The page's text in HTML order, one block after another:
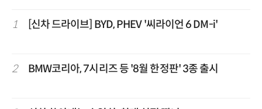
1 [신차 드라이브] BYD, PHEV '씨라이언 6 DM-i'
2 BMW코리아, 7시리즈 등 '8월 한정판' 3종 출시